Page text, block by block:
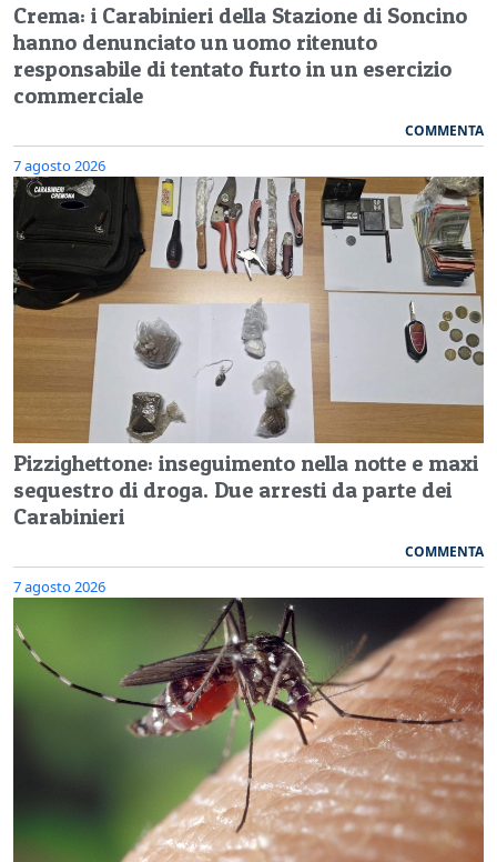
Crema: i Carabinieri della Stazione di Soncino
hanno denunciato un uomo ritenuto
responsabile di tentato furto in un esercizio
commerciale
COMMENTA
7 agosto 2026
Pizzighettone: inseguimento nella notte e maxi
sequestro di droga. Due arresti da parte dei
Carabinieri
COMMENTA
7 agosto 2026